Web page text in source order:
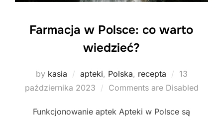
Farmacja w Polsce: co warto
wiedzieć?
by kasia apteki, Polska, recepta
Posted
on
13
października 2023
Comments are Disabled
Funkcjonowanie aptek Apteki w Polsce są